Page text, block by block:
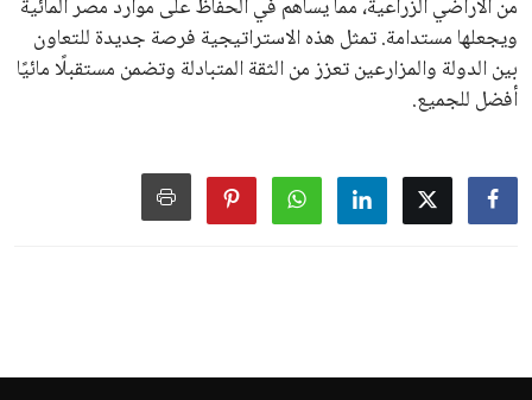
من الأراضي الزراعية، مما يساهم في الحفاظ على موارد مصر المائية
ويجعلها مستدامة. تمثل هذه الاستراتيجية فرصة جديدة للتعاون
بين الدولة والمزارعين تعزز من الثقة المتبادلة وتضمن مستقبلًا مائيًا
أفضل للجميع.